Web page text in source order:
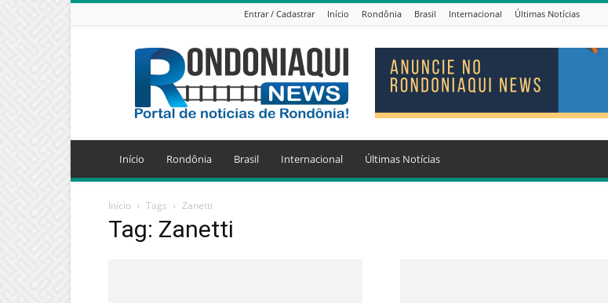
Entrar / Cadastrar Início Rondônia Brasil Internacional Últimas Notícias
Jornal
Eletrônico
Rondoniaqui
News
Início Rondônia Brasil Internacional Últimas Notícias
Início Tags Zanetti
Tag: Zanetti